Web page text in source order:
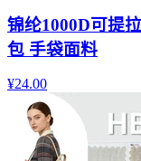
锦纶1000D可提
包 手袋面料
¥24.00